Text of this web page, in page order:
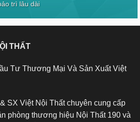
trì lâu dài
THẤT
Tư Thương Mại Và Sản Xuất Việt
SX Việt Nội Thất chuyên cung cấp
phòng thương hiệu Nội Thất 190 và